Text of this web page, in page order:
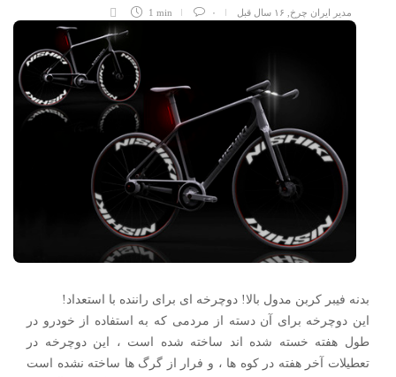
مدیر ایران چرخ ۱۶ سال قبل ۰ 1 min
بدنه فیبر کربن مدول بالا! دوچرخه ای برای راننده با استعداد!
این دوچرخه برای آن دسته از مردمی که به استفاده از خودرو در
طول هفته خسته شده اند ساخته شده است ، این دوچرخه در
تعطیلات آخر هفته در کوه ها ، و فرار از گرگ ها ساخته نشده است